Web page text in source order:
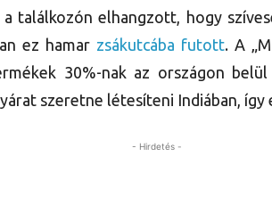
találkozón elhangzott, hogy
ez hamar zsákutcába futott. A
30%-nak az országon
szeretne létesíteni Indiában, így
- Hirdetés -